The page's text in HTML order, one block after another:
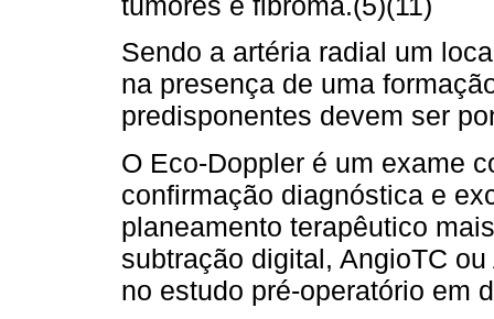
Sendo a artéria radial um
na presença de uma
predisponentes devem ser
O Eco-Doppler é um exame
confirmação diagnóstica e
planeamento terapêutico
subtração digital, AngioTC
no estudo pré-operatório em